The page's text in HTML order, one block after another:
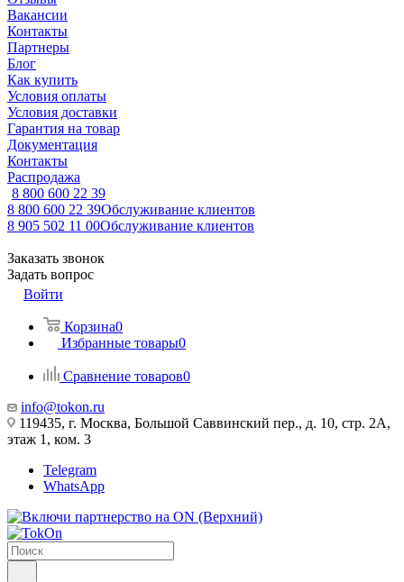
Вакансии
Контакты
Партнеры
Блог
Как купить
Условия оплаты
Условия доставки
Гарантия на товар
Документация
Контакты
Распродажа
8 800 600 22 39
8 800 600 22 39Обслуживание клиентов
8 905 502 11 00Обслуживание клиентов
Заказать звонок
Задать вопрос
Войти
Корзина0
Избранные товары0
Сравнение товаров0
info@tokon.ru
119435, г. Москва, Большой Саввинский пер., д. 10, стр. 2А,
этаж 1, ком. 3
Telegram
WhatsApp